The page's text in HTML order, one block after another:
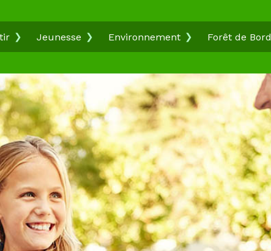
Jeunesse Environnement Forêt de Bord